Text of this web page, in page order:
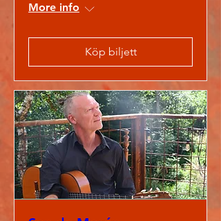
More info
Köp biljett